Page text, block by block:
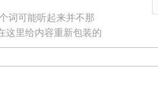
词可能听起来并不那
这里给内容重新包装的